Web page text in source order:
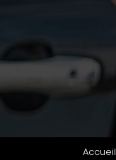
Accueil